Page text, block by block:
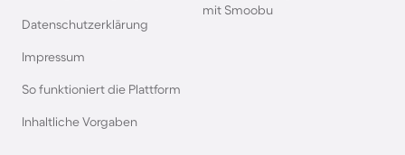
Datenschutzerklärung
Impressum
So funktioniert die Plattform
Inhaltliche Vorgaben
mit Smoobu